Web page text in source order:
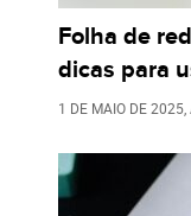
Folha de
dicas para
1 DE MAIO DE 2025